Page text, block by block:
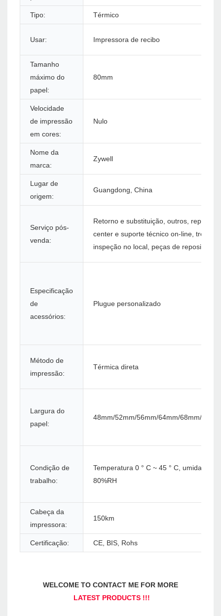
Tipo: Térmico
Usar: Impressora de recibo
Tamanho
máximo do
papel:
80mm
Velocidade
de impressão
em cores:
Nulo
Nome da
marca:
Zywell
Lugar de
origem:
Guangdong, China
Serviço pós-
venda:
Retorno e substituição, outros, reparo,
center e suporte técnico on-line,
inspeção no local, peças de reposição
Especificação
de
acessórios:
Plugue personalizado
Método de
impressão:
Térmica direta
Largura do
papel:
48mm/52mm/56mm/64mm/68mm/
Condição de
trabalho:
Temperatura 0 ° C ~ 45 ° C, umidade
80%RH
Cabeça da
impressora:
150km
Certificação: CE, BIS, Rohs